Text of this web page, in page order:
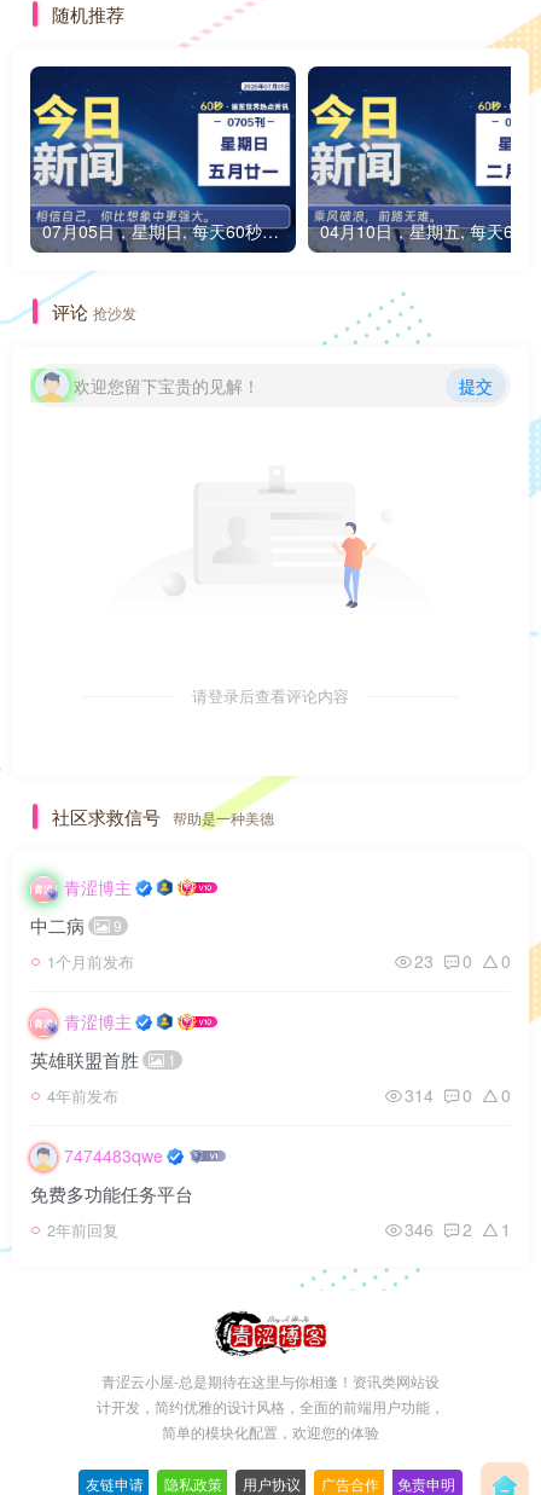
随机推荐
07月05日，星期日, 每天60秒读懂全世界！
评论 抢沙发
欢迎您留下宝贵的见解！ 提交
请登录后查看评论内容
社区求救信号 帮助是一种美德
青涩博主
中二病 9
1个月前发布 23 0 0
青涩博主
英雄联盟首胜 1
4年前发布 314 0 0
7474483qwe
免费多功能任务平台
2年前回复 346 2 1
青涩云小屋-总是期待在这里与你相逢！资讯类网站设
计开发，简约优雅的设计风格，全面的前端用户功能，
简单的模块化配置，欢迎您的体验
友链申请 隐私政策 用户协议 广告合作 免责申明